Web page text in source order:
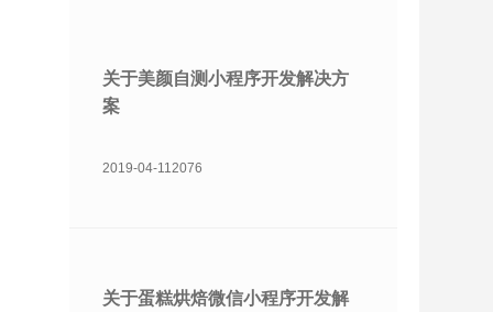
关于美颜自测小程序开发解决方
案
2019-04-11 2076
关于蛋糕烘焙微信小程序开发解